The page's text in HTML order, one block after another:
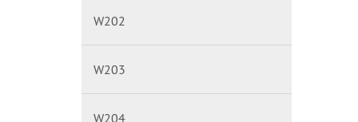
W202
W203
W204